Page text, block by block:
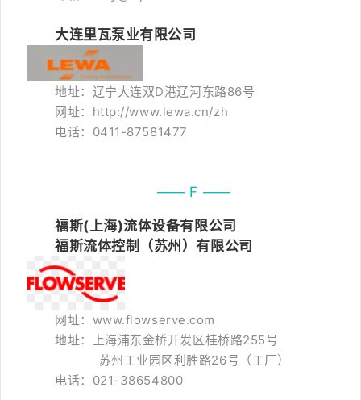
大连里瓦泵业有限公司
地址：辽宁大连双D港辽河东路86号
网址：http://www.lewa.cn/zh
电话：0411-87581477
—— F ——
福斯(上海)流体设备有限公司
福斯流体控制（苏州）有限公司
网址：www.flowserve.com
地址：上海浦东金桥开发区桂桥路255号
苏州工业园区利胜路26号 （工厂）
电话：021-38654800